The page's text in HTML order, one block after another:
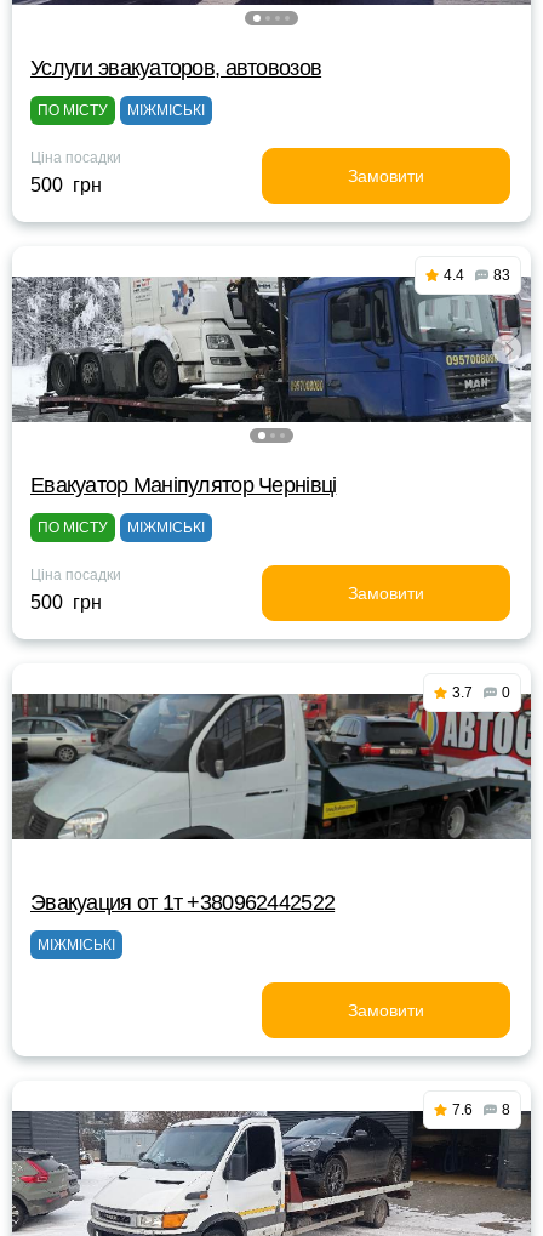
Услуги эвакуаторов, автовозов
ПО МІСТУ МІЖМІСЬКІ
Ціна посадки
500 грн Замовити
4.4 83
Евакуатор Маніпулятор Чернівці
ПО МІСТУ МІЖМІСЬКІ
Ціна посадки
500 грн Замовити
3.7 0
Эвакуация от 1т +380962442522
МІЖМІСЬКІ
Замовити
7.6 8